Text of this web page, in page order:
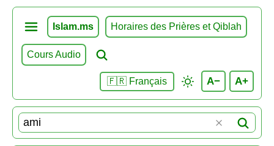
Islam.ms Horaires des Prières et Qiblah
Cours Audio
🇫🇷 Français A− A+